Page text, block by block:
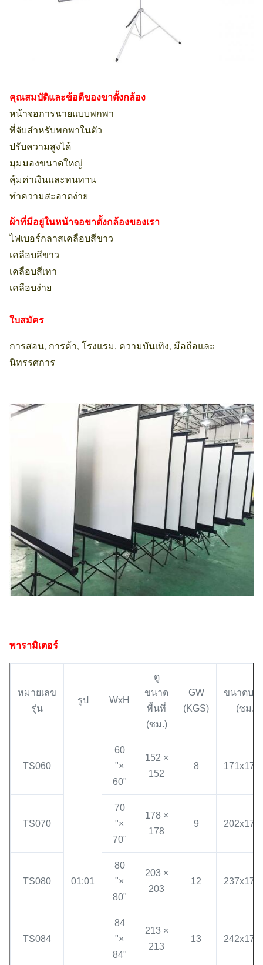
คุณสมบัติและข้อดีของขาตั้งกล้อง
หน้าจอการฉายแบบพกพา
ที่จับสำหรับพกพาในตัว
ปรับความสูงได้
มุมมองขนาดใหญ่
คุ้มค่าเงินและทนทาน
ทำความสะอาดง่าย
ผ้าที่มีอยู่ในหน้าจอขาตั้งกล้องของเรา
ไฟเบอร์กลาสเคลือบสีขาว
เคลือบสีขาว
เคลือบสีเทา
เคลือบง่าย
ใบสมัคร
การสอน, การค้า, โรงแรม, ความบันเทิง, มือถือและ
นิทรรศการ
พารามิเตอร์
หมายเลข
รุ่น
รูป WxH
ดู
ขนาด
พื้นที่
(ซม.)
GW
(KGS)
ขนาดบร
(ซม.)
TS060
01:01
60
"×
60"
152 ×
152
8
TS070
70
"×
70"
178 ×
178
9
TS080
80
"×
80"
203 ×
203
12
TS084
84
"×
84"
213 ×
213
13